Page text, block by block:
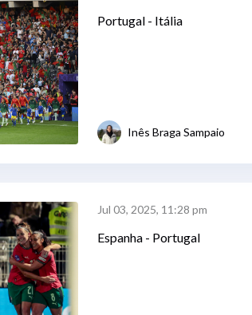
Portugal - Itália
Inês Braga Sampaio
Jul 03, 2025, 11:28 pm
Espanha - Portugal